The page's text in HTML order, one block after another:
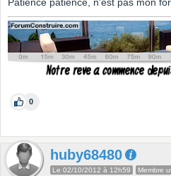
0
huby68480
Le 02/10/2012 à 12h59 Membre